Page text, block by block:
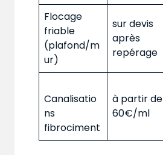
Flocage
friable
(plafond/m
ur)
sur devis
après
repérage
Canalisatio
ns
fibrociment
à partir de
60€/ml